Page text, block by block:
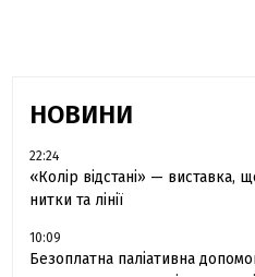
НОВИНИ
22:24
«Колір відстані» —
нитки та лінії
10:09
Безоплатна паліативна